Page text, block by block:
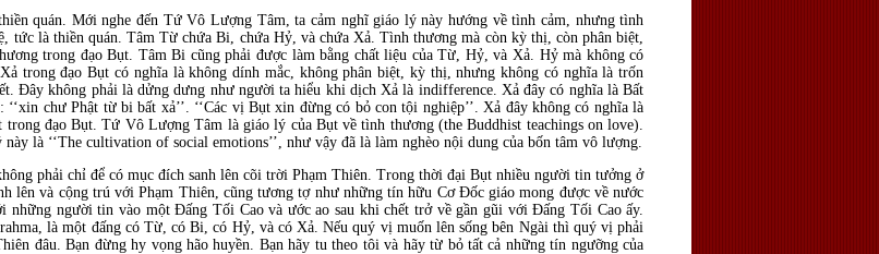
quán. Mới nghe đến Tứ Vô Lượng Tâm, ta cảm nghĩ giáo lý này hướng về tình cảm, nhưng tình
tức là thiền quán. Tâm Từ chứa Bi, chứa Hỷ, và chứa Xả. Tình thương mà còn kỳ thị, còn phân biệt,
trong đạo Bụt. Tâm Bi cũng phải được làm bằng chất liệu của Từ, Hỷ, và Xả. Hỷ mà không có
trong đạo Bụt có nghĩa là không dính mắc, không phân biệt, kỳ thị, nhưng không có nghĩa là trốn
Đây không phải là dửng dưng như người ta hiểu khi dịch Xả là indifference. Xả đây có nghĩa là Bất
chư Phật từ bi bất xả’’. ‘‘Các vị Bụt xin đừng có bỏ con tội nghiệp’’. Xả đây không có nghĩa là
đạo Bụt. Tứ Vô Lượng Tâm là giáo lý của Bụt về tình thương (the Buddhist teachings on love).
là ‘‘The cultivation of social emotions’’, như vậy đã là làm nghèo nội dung của bốn tâm vô lượng.
phải chỉ để có mục đích sanh lên cõi trời Phạm Thiên. Trong thời đại Bụt nhiều người tin tưởng ở
lên và cộng trú với Phạm Thiên, cũng tương tợ như những tín hữu Cơ Đốc giáo mong được về nước
người tin vào một Đấng Tối Cao và ước ao sau khi chết trở về gần gũi với Đấng Tối Cao ấy.
là một đấng có Từ, có Bi, có Hỷ, và có Xả. Nếu quý vị muốn lên sống bên Ngài thì quý vị phải
đâu. Bạn đừng hy vọng hão huyền. Bạn hãy tu theo tôi và hãy từ bỏ tất cả những tín ngưỡng của